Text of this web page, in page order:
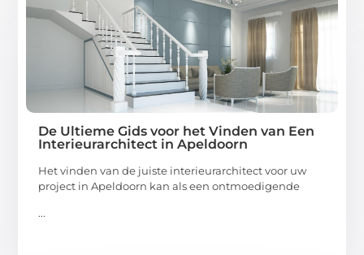
De Ultieme Gids voor het Vinden van Een
Interieurarchitect in Apeldoorn
Het vinden van de juiste interieurarchitect voor uw
project in Apeldoorn kan als een ontmoedigende
...